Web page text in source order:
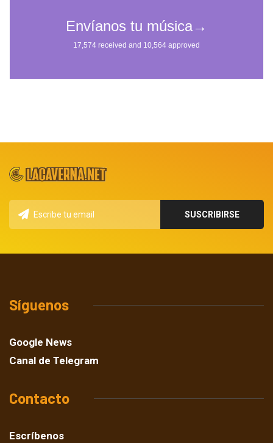
Síguenos
Google News
Canal de Telegram
Contacto
Escríbenos